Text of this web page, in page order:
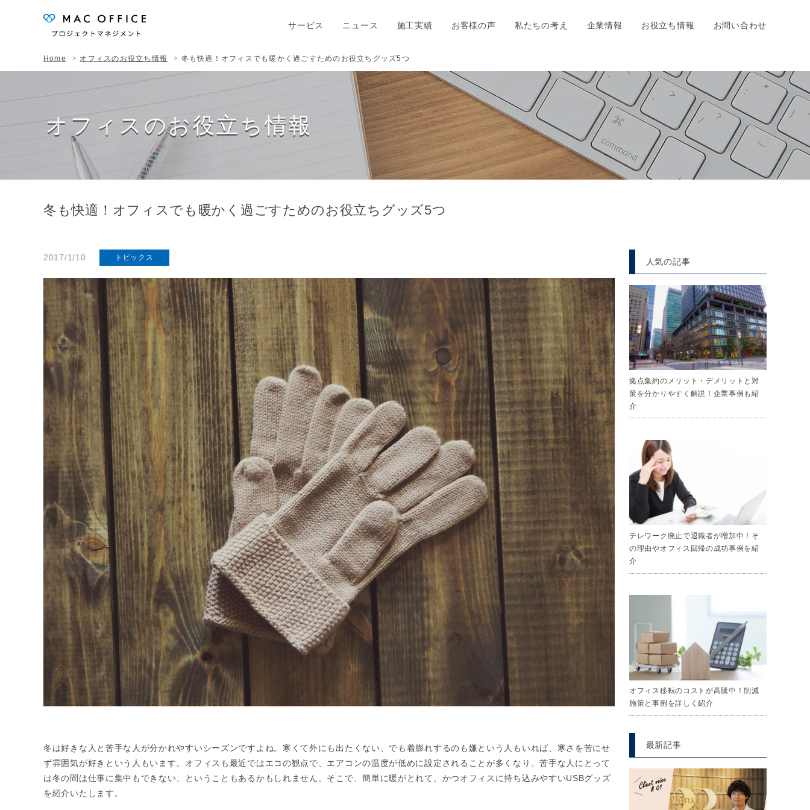
サービス ニュース 施工実績 お客様の声 私たちの考え 企業情報 お役立ち情報 お問い合わせ
Home オフィスのお役立ち情報 冬も快適！オフィスでも暖かく過ごすためのお役立ちグッズ5つ
オフィスのお役立ち情報
冬も快適！オフィスでも暖かく過ごすためのお役立ちグッズ5つ
2017/1/10 トピックス
冬は好きな人と苦手な人が分かれやすいシーズンですよね。寒くて外にも出たくない、でも着膨れするのも嫌という人もいれば、寒さを苦にせ
ず雰囲気が好きという人もいます。オフィスも最近ではエコの観点で、エアコンの温度が低めに設定されることが多くなり、苦手な人にとって
は冬の間は仕事に集中もできない、ということもあるかもしれません。そこで、簡単に暖がとれて、かつオフィスに持ち込みやすいUSBグッズ
を紹介いたします。
人気の記事
拠点集約のメリット・デメリットと対
策を分かりやすく解説！企業事例も紹
介
テレワーク廃止で退職者が増加中！そ
の理由やオフィス回帰の成功事例を紹
介
オフィス移転のコストが高騰中！削減
施策と事例を詳しく紹介
最新記事